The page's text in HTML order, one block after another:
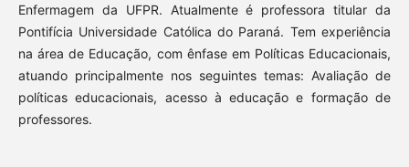
Enfermagem da UFPR. Atualmente é professora titular da
Pontifícia Universidade Católica do Paraná. Tem experiência
na área de Educação, com ênfase em Políticas Educacionais,
atuando principalmente nos seguintes temas: Avaliação de
políticas educacionais, acesso à educação e formação de
professores.